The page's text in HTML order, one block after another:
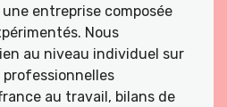
entreprise composée
Nous
au niveau individuel sur
au travail, bilans de